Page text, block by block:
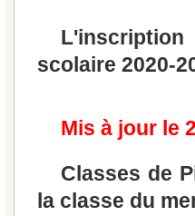
scolaire 2020-
Mis à jour le
Classes de
la classe du